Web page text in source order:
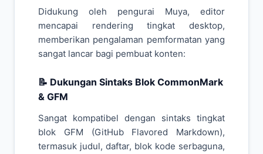
Didukung oleh pengurai Muya, editor
mencapai rendering tingkat desktop,
memberikan pengalaman pemformatan yang
sangat lancar bagi pembuat konten:
📝 Dukungan Sintaks Blok CommonMark
& GFM
Sangat kompatibel dengan sintaks tingkat
blok GFM (GitHub Flavored Markdown),
termasuk judul, daftar, blok kode serbaguna,